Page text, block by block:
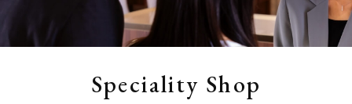
Speciality Shop